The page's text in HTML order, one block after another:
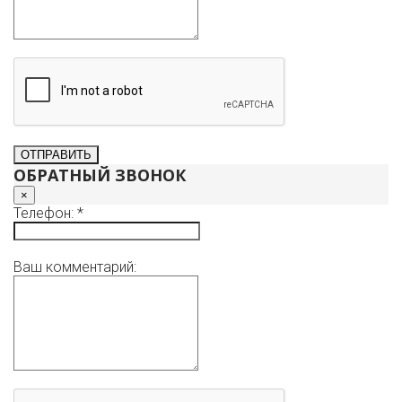
ОБРАТНЫЙ ЗВОНОК
×
Телефон: *
Ваш комментарий: